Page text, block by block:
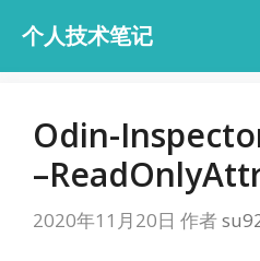
内
个人技术笔记
Odin-
2020年11月20日 作者